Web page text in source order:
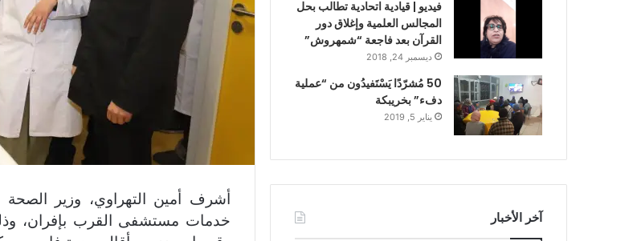
أشرف أمين التهراوي، وزير الصحة
فيديو | قيادية اتحادية تطالب بحل
المجالس العلمية وإغلاق دور
القرآن بعد فاجعة “شمهروش”
ديسمبر 24, 2018
50 مُشرّدًا يَسْتَفيدُون من “عملية
دفء” بخريبكة
يناير 5, 2019
آخر الأخبار